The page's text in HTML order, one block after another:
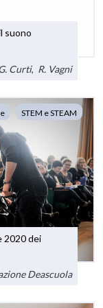
suono
Curti, R. Vagni
STEM e STEAM
2020 dei
Deascuola